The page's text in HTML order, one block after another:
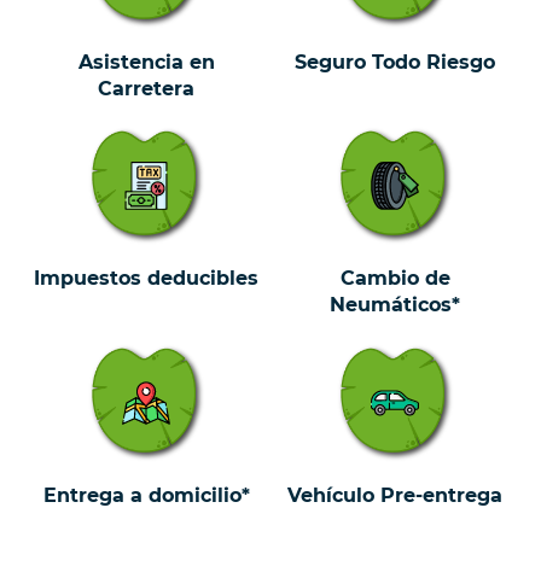
Asistencia en
Carretera
Seguro Todo Riesgo
Impuestos deducibles
Cambio de
Neumáticos*
Entrega a domicilio* Vehículo Pre-entrega